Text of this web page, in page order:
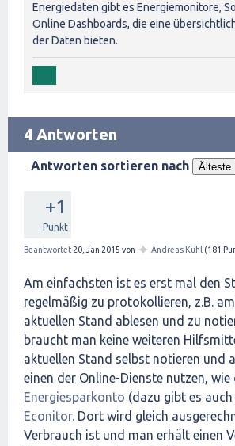
Energiedaten gibt es Energiemonitore,
Online Dashboards, die eine
der Daten bieten.
4 Antworten
Antworten sortieren nach Älteste
+1
Punkt
Beantwortet 20, Jan 2015 von ✦ Andreas Kühl (181
Am einfachsten ist es erst mal den
regelmäßig zu protokollieren, z.B.
aktuellen Stand ablesen und zu
braucht man keine weiteren
aktuellen Stand selbst notieren und
einen der Online-Dienste nutzen, wie
Energiesparkonto (dazu gibt es
Econitor. Dort wird gleich
Verbrauch ist und man erhält einen